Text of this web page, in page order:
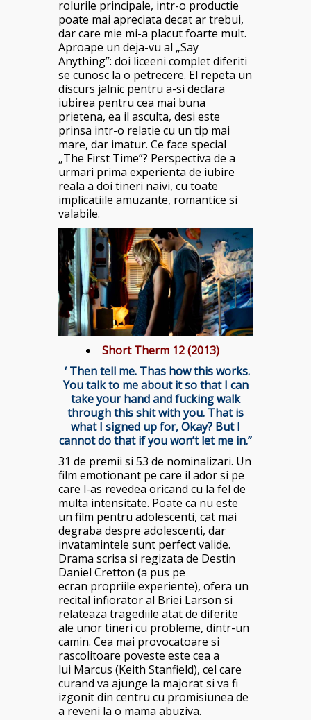
rolurile principale, intr-o productie
poate mai apreciata decat ar trebui,
dar care mie mi-a placut foarte mult.
Aproape un deja-vu al „Say
Anything”: doi liceeni complet diferiti
se cunosc la o petrecere. El repeta un
discurs jalnic pentru a-si declara
iubirea pentru cea mai buna
prietena, ea il asculta, desi este
prinsa intr-o relatie cu un tip mai
mare, dar imatur. Ce face special
„The First Time”? Perspectiva de a
urmari prima experienta de iubire
reala a doi tineri naivi, cu toate
implicatiile amuzante, romantice si
valabile.
Short Therm 12 (2013)
‘ Then tell me. Thas how this works.
You talk to me about it so that I can
take your hand and fucking walk
through this shit with you. That is
what I signed up for, Okay? But I
cannot do that if you won’t let me in.”
31 de premii si 53 de nominalizari. Un
film emotionant pe care il ador si pe
care l-as revedea oricand cu la fel de
multa intensitate. Poate ca nu este
un film pentru adolescenti, cat mai
degraba despre adolescenti, dar
invatamintele sunt perfect valide.
Drama scrisa si regizata de Destin
Daniel Cretton (a pus pe
ecran propriile experiente), ofera un
recital infiorator al Briei Larson si
relateaza tragediile atat de diferite
ale unor tineri cu probleme, dintr-un
camin. Cea mai provocatoare si
rascolitoare poveste este cea a
lui Marcus (Keith Stanfield), cel care
curand va ajunge la majorat si va fi
izgonit din centru cu promisiunea de
a reveni la o mama abuziva.